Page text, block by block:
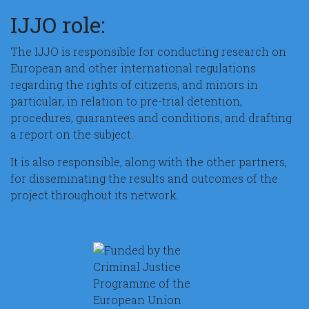
IJJO role:
The IJJO is responsible for conducting research on
European and other international regulations
regarding the rights of citizens, and minors in
particular, in relation to pre-trial detention,
procedures, guarantees and conditions, and drafting
a report on the subject.
It is also responsible, along with the other partners,
for disseminating the results and outcomes of the
project throughout its network.